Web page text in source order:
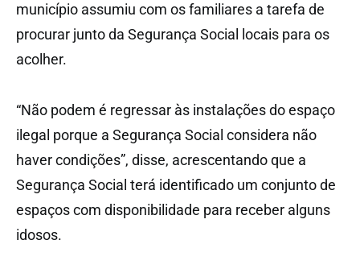
município assumiu com os familiares a tarefa de
procurar junto da Segurança Social locais para os
acolher.
“Não podem é regressar às instalações do espaço
ilegal porque a Segurança Social considera não
haver condições”, disse, acrescentando que a
Segurança Social terá identificado um conjunto de
espaços com disponibilidade para receber alguns
idosos.